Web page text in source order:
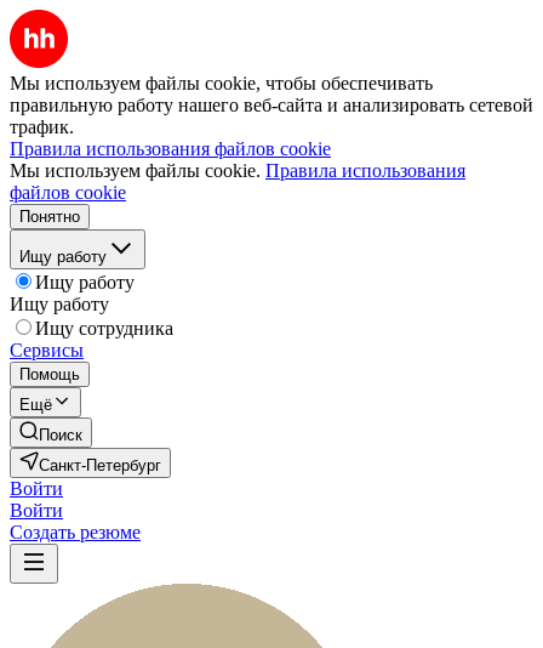
Мы используем файлы cookie, чтобы обеспечивать
правильную работу нашего веб-сайта и анализировать сетевой
трафик.
Правила использования файлов cookie
Мы используем файлы cookie. Правила использования
файлов cookie
Понятно
Ищу работу
Ищу работу
Ищу работу
Ищу сотрудника
Сервисы
Помощь
Ещё
Поиск
Санкт-Петербург
Войти
Войти
Создать резюме